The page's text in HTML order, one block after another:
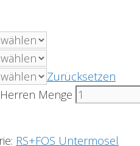
Zurücksetzen
Menge
RS+FOS Untermosel